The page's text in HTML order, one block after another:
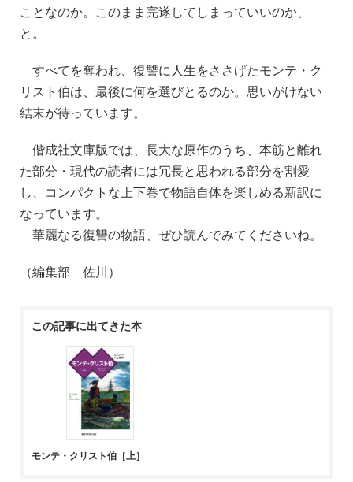
ことなのか。このまま完遂してしまっていいのか、
と。
すべてを奪われ、復讐に人生をささげたモンテ・ク
リスト伯は、最後に何を選びとるのか。思いがけない
結末が待っています。
偕成社文庫版では、長大な原作のうち、本筋と離れ
た部分・現代の読者には冗長と思われる部分を割愛
し、コンパクトな上下巻で物語自体を楽しめる新訳に
なっています。
華麗なる復讐の物語、ぜひ読んでみてくださいね。
（編集部 佐川）
この記事に出てきた本
モンテ・クリスト伯［上］